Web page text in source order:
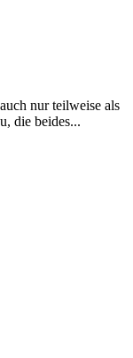
nur teilweise als
die beides...